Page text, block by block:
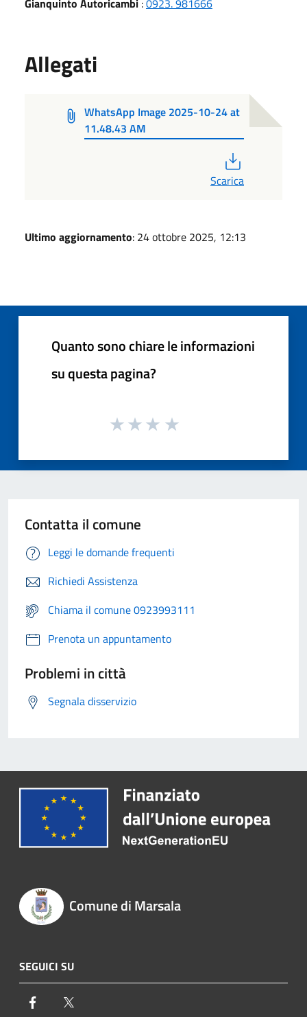
Allegati
WhatsApp Image 2025-10-24 at
11.48.43 AM
Scarica
Ultimo aggiornamento: 24 ottobre 2025, 12:13
Quanto sono chiare le informazioni
su questa pagina?
Contatta il comune
Leggi le domande frequenti
Richiedi Assistenza
Chiama il comune 0923993111
Prenota un appuntamento
Problemi in città
Segnala disservizio
Comune di Marsala
SEGUICI SU
Facebook